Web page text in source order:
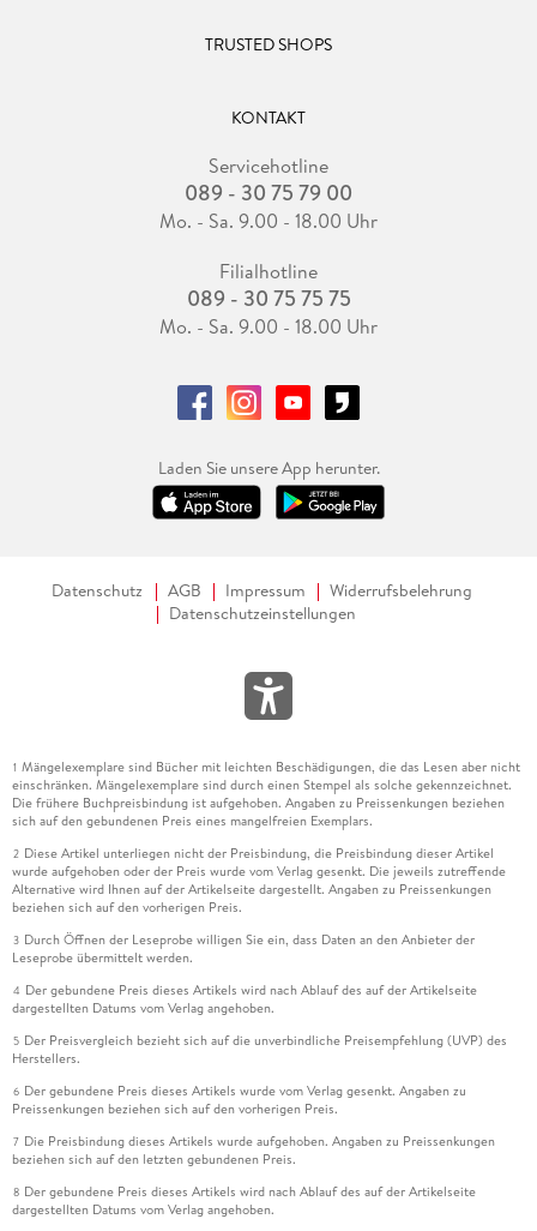
TRUSTED SHOPS
KONTAKT
Servicehotline
089 - 30 75 79 00
Mo. - Sa. 9.00 - 18.00 Uhr
Filialhotline
089 - 30 75 75 75
Mo. - Sa. 9.00 - 18.00 Uhr
Laden Sie unsere App herunter.
Datenschutz AGB Impressum
Widerrufsbelehrung
Datenschutzeinstellungen
1 Mängelexemplare sind Bücher mit leichten Beschädigungen, die das Lesen aber nicht
einschränken. Mängelexemplare sind durch einen Stempel als solche gekennzeichnet.
Die frühere Buchpreisbindung ist aufgehoben. Angaben zu Preissenkungen beziehen
sich auf den gebundenen Preis eines mangelfreien Exemplars.
2 Diese Artikel unterliegen nicht der Preisbindung, die Preisbindung dieser Artikel
wurde aufgehoben oder der Preis wurde vom Verlag gesenkt. Die jeweils zutreffende
Alternative wird Ihnen auf der Artikelseite dargestellt. Angaben zu Preissenkungen
beziehen sich auf den vorherigen Preis.
3 Durch Öffnen der Leseprobe willigen Sie ein, dass Daten an den Anbieter der
Leseprobe übermittelt werden.
4 Der gebundene Preis dieses Artikels wird nach Ablauf des auf der Artikelseite
dargestellten Datums vom Verlag angehoben.
5 Der Preisvergleich bezieht sich auf die unverbindliche Preisempfehlung (UVP) des
Herstellers.
6 Der gebundene Preis dieses Artikels wurde vom Verlag gesenkt. Angaben zu
Preissenkungen beziehen sich auf den vorherigen Preis.
7 Die Preisbindung dieses Artikels wurde aufgehoben. Angaben zu Preissenkungen
beziehen sich auf den letzten gebundenen Preis.
8 Der gebundene Preis dieses Artikels wird nach Ablauf des auf der Artikelseite
dargestellten Datums vom Verlag angehoben.